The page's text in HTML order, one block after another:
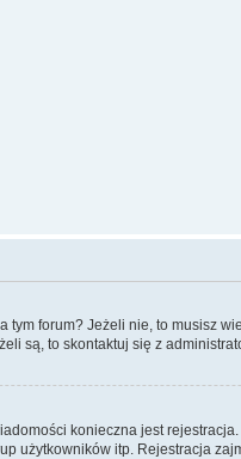
forum? Jeżeli nie, to musisz
są, to skontaktuj się z
konieczna jest
użytkowników itp. Rejestracja